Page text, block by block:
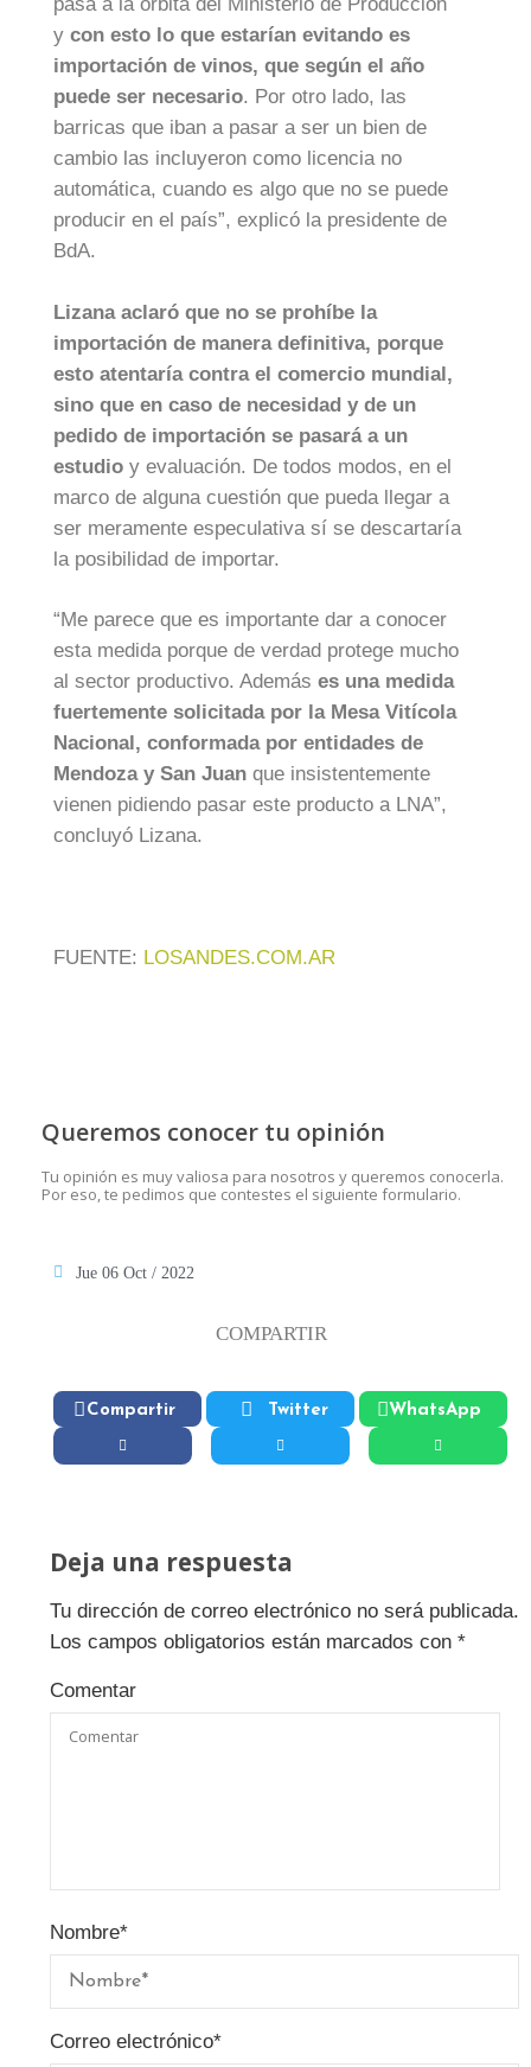
y con esto lo que estarían evitando es
importación de vinos, que según el año
puede ser necesario. Por otro lado, las
barricas que iban a pasar a ser un bien de
cambio las incluyeron como licencia no
automática, cuando es algo que no se puede
producir en el país”, explicó la presidente de
BdA.
Lizana aclaró que no se prohíbe la
importación de manera definitiva, porque
esto atentaría contra el comercio mundial,
sino que en caso de necesidad y de un
pedido de importación se pasará a un
estudio y evaluación. De todos modos, en el
marco de alguna cuestión que pueda llegar a
ser meramente especulativa sí se descartaría
la posibilidad de importar.
“Me parece que es importante dar a conocer
esta medida porque de verdad protege mucho
al sector productivo. Además es una medida
fuertemente solicitada por la Mesa Vitícola
Nacional, conformada por entidades de
Mendoza y San Juan que insistentemente
vienen pidiendo pasar este producto a LNA”,
concluyó Lizana.
FUENTE: LOSANDES.COM.AR
Queremos conocer tu opinión
Tu opinión es muy valiosa para nosotros y queremos conocerla.
Por eso, te pedimos que contestes el siguiente formulario.
Jue 06 Oct / 2022
COMPARTIR
Compartir Twitter WhatsApp
Deja una respuesta
Tu dirección de correo electrónico no será publicada.
Los campos obligatorios están marcados con *
Comentar
Nombre*
Correo electrónico*